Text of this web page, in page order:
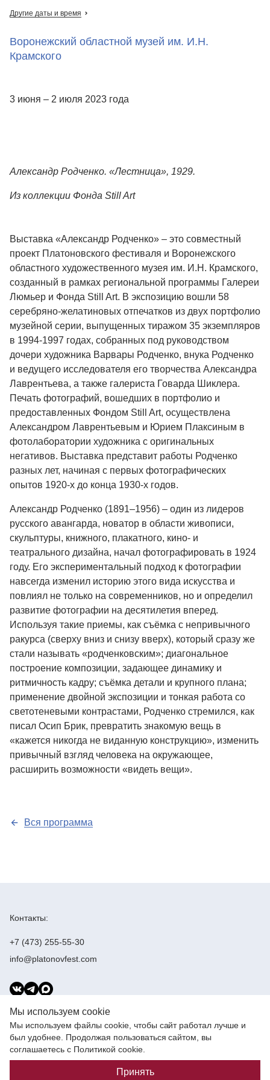
Другие даты и время
Воронежский областной музей им. И.Н.
Крамского
3 июня – 2 июля 2023 года
Александр Родченко. «Лестница», 1929.
Из коллекции Фонда Still Art
Выставка «Александр Родченко» – это совместный
проект Платоновского фестиваля и Воронежского
областного художественного музея им. И.Н. Крамского,
созданный в рамках региональной программы Галереи
Люмьер и Фонда Still Art. В экспозицию вошли 58
серебряно-желатиновых отпечатков из двух портфолио
музейной серии, выпущенных тиражом 35 экземпляров
в 1994-1997 годах, собранных под руководством
дочери художника Варвары Родченко, внука Родченко
и ведущего исследователя его творчества Александра
Лаврентьева, а также галериста Говарда Шиклера.
Печать фотографий, вошедших в портфолио и
предоставленных Фондом Still Art, осуществлена
Александром Лаврентьевым и Юрием Плаксиным в
фотолаборатории художника с оригинальных
негативов. Выставка представит работы Родченко
разных лет, начиная с первых фотографических
опытов 1920-х до конца 1930-х годов.
Александр Родченко (1891–1956) – один из лидеров
русского авангарда, новатор в области живописи,
скульптуры, книжного, плакатного, кино- и
театрального дизайна, начал фотографировать в 1924
году. Его экспериментальный подход к фотографии
навсегда изменил историю этого вида искусства и
повлиял не только на современников, но и определил
развитие фотографии на десятилетия вперед.
Используя такие приемы, как съёмка с непривычного
ракурса (сверху вниз и снизу вверх), который сразу же
стали называть «родченковским»; диагональное
построение композиции, задающее динамику и
ритмичность кадру; съёмка детали и крупного плана;
применение двойной экспозиции и тонкая работа со
светотеневыми контрастами, Родченко стремился, как
писал Осип Брик, превратить знакомую вещь в
«кажется никогда не виданную конструкцию», изменить
привычный взгляд человека на окружающее,
расширить возможности «видеть вещи».
Вся программа
Контакты:
+7 (473) 255-55-30
info@platonovfest.com
Создание сайта —Cтудия Парфенова
Мы используем cookie
Мы используем файлы cookie, чтобы сайт работал лучше и
был удобнее. Продолжая пользоваться сайтом, вы
соглашаетесь с Политикой cookie.
Принять